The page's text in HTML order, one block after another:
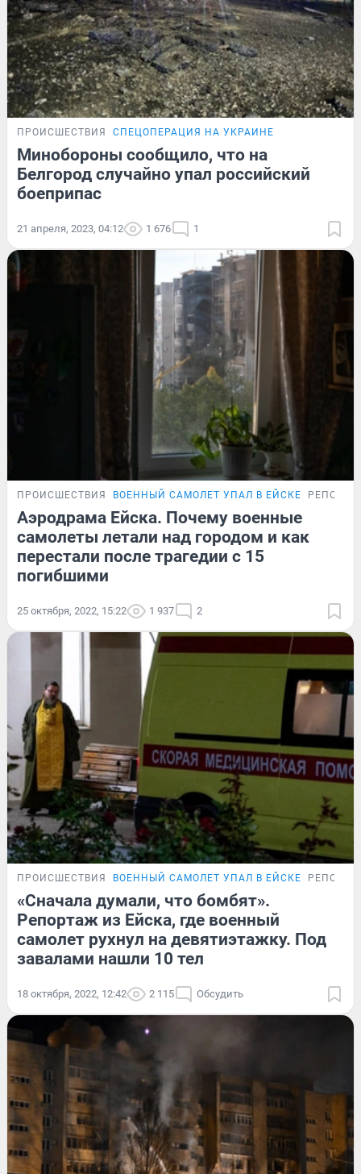
ПРОИСШЕСТВИЯ СПЕЦОПЕРАЦИЯ НА УКРАИНЕ
Минобороны сообщило, что на
Белгород случайно упал российский
боеприпас
21 апреля, 2023, 04:12 1 676 1
ПРОИСШЕСТВИЯ ВОЕННЫЙ САМОЛЕТ УПАЛ В ЕЙСКЕ
Аэродрама Ейска. Почему военные
самолеты летали над городом и как
перестали после трагедии с 15
погибшими
25 октября, 2022, 15:22 1 937 2
ПРОИСШЕСТВИЯ ВОЕННЫЙ САМОЛЕТ УПАЛ В ЕЙСКЕ
«Сначала думали, что бомбят».
Репортаж из Ейска, где военный
самолет рухнул на девятиэтажку. Под
завалами нашли 10 тел
18 октября, 2022, 12:42 2 115 Обсудить